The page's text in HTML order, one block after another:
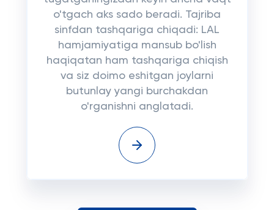
o'tgach aks sado beradi. Tajriba
sinfdan tashqariga chiqadi: LAL
hamjamiyatiga mansub bo'lish
haqiqatan ham tashqariga chiqish
va siz doimo eshitgan joylarni
butunlay yangi burchakdan
o'rganishni anglatadi.